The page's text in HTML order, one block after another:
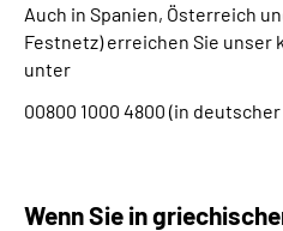
Mein
Auch in Spanien, Österreich
Festnetz) erreichen Sie
unter
00800 1000 4800 (in
Wenn Sie in